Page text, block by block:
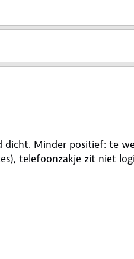
Minder positief: te
telefoonzakje zit niet